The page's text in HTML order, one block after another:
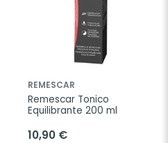
REMESCAR
Remescar Tonico
Equilibrante 200 ml
10,90 €